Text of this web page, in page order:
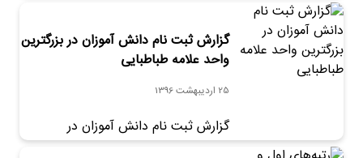
گزارش ثبت نام دانش آموزان در بزرگترین
واحد علامه طباطبایی
25 اردیبهشت 1396
گزارش ثبت نام دانش آموزان در
دبیرستان دوره اول علامه طباطبایی-